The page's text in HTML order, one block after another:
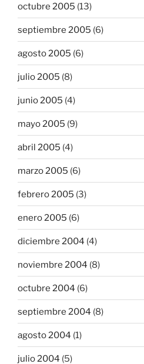
octubre 2005 (13)
septiembre 2005 (6)
agosto 2005 (6)
julio 2005 (8)
junio 2005 (4)
mayo 2005 (9)
abril 2005 (4)
marzo 2005 (6)
febrero 2005 (3)
enero 2005 (6)
diciembre 2004 (4)
noviembre 2004 (8)
octubre 2004 (6)
septiembre 2004 (8)
agosto 2004 (1)
julio 2004 (5)